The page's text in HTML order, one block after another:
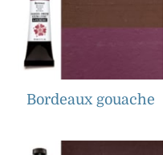
Bordeaux gouache